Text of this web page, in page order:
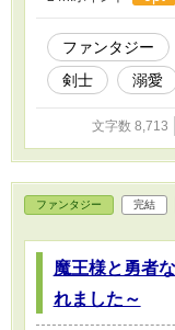
ファンタジー
剣士
溺愛
文字数 8,713
ファンタジー 完結
魔王様と勇者
れました～